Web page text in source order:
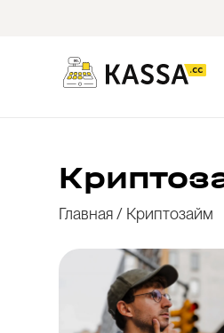
Главная / Криптозайм